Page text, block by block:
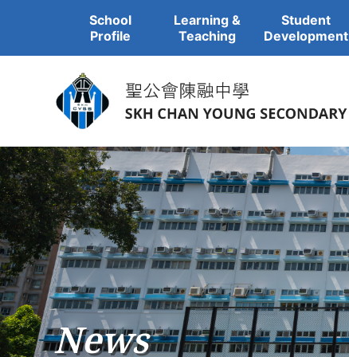
School
Profile
Learning &
Teaching
Student
Development
News